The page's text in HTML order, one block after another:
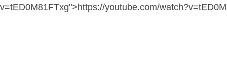
v=tED0M81FTxg">https://youtube.com/